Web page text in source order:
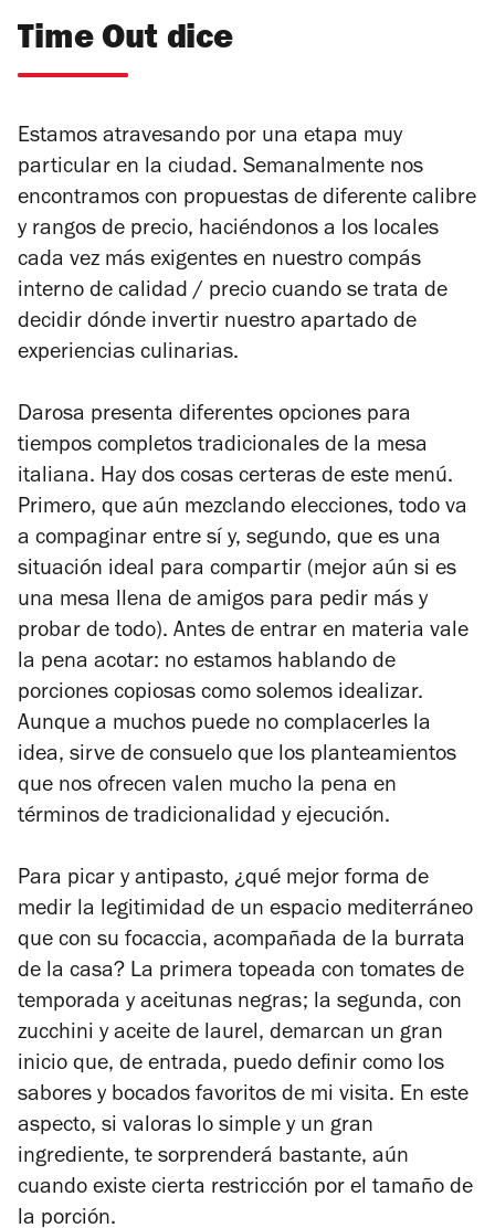
Time Out dice
Estamos atravesando por una etapa muy
particular en la ciudad. Semanalmente nos
encontramos con propuestas de diferente calibre
y rangos de precio, haciéndonos a los locales
cada vez más exigentes en nuestro compás
interno de calidad / precio cuando se trata de
decidir dónde invertir nuestro apartado de
experiencias culinarias.
Darosa presenta diferentes opciones para
tiempos completos tradicionales de la mesa
italiana. Hay dos cosas certeras de este menú.
Primero, que aún mezclando elecciones, todo va
a compaginar entre sí y, segundo, que es una
situación ideal para compartir (mejor aún si es
una mesa llena de amigos para pedir más y
probar de todo). Antes de entrar en materia vale
la pena acotar: no estamos hablando de
porciones copiosas como solemos idealizar.
Aunque a muchos puede no complacerles la
idea, sirve de consuelo que los planteamientos
que nos ofrecen valen mucho la pena en
términos de tradicionalidad y ejecución.
Para picar y antipasto, ¿qué mejor forma de
medir la legitimidad de un espacio mediterráneo
que con su focaccia, acompañada de la burrata
de la casa? La primera topeada con tomates de
temporada y aceitunas negras; la segunda, con
zucchini y aceite de laurel, demarcan un gran
inicio que, de entrada, puedo definir como los
sabores y bocados favoritos de mi visita. En este
aspecto, si valoras lo simple y un gran
ingrediente, te sorprenderá bastante, aún
cuando existe cierta restricción por el tamaño de
la porción.